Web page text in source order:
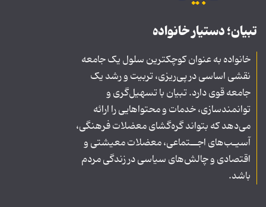
تبیان؛ دستیار خانواده
خانواده به عنوان کوچکترین سلول یک جامعه
نقشی اساسی در پی‌ریزی، تربیت و رشد یک
جامعه قوی دارد. تبیان با تسهیل‌گری و
توانمندسازی، خدمات و محتواهایی را ارائه
می‌دهد که بتواند گره‌گشای معضلات فرهنگی،
آسیـب‌های اجــتماعی، معضلات معیشتی و
اقتصادی و چالش‌های سیاسی در زندگی مردم
باشد.